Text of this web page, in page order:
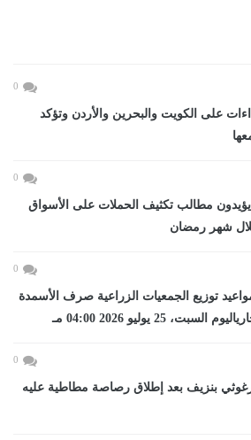
0
على الكويت والبحرين والأردن وتؤكد
0
يؤيدون مطالب تكثيف الحملات على الأسواق
شهر رمضان
0
توزيع الجمعيات الزراعية صرف الأسمدة
25 يوليو 2026 04:00 مـ
0
بنزيف بعد إطلاق رصاصة مطاطية عليه